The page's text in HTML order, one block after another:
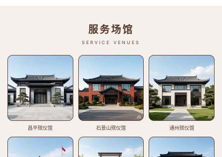
服务场馆
SERVICE VENUES
昌平殡仪馆 石景山殡仪馆 通州殡仪馆